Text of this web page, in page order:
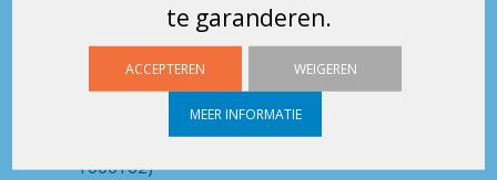
te garanderen.
ACCEPTEREN WEIGEREN
MEER INFORMATIE
Dubbel geïnjecteerde ritssluiting
Etikethouder 160 x 160 mm van doorzichtig PVC
met versterkte naden
Standaard hoes nuttige hoogte 1700 mm (ref.
1000162)